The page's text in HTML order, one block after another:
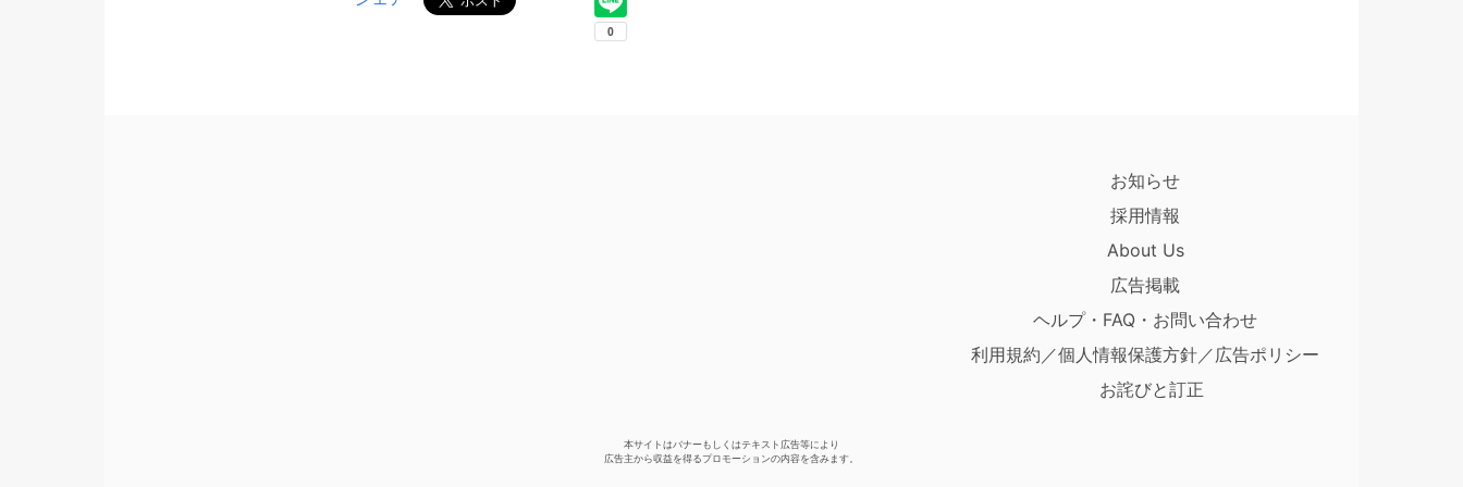
お知らせ
採用情報
About Us
広告掲載
ヘルプ・FAQ・お問い合わせ
利用規約／個人情報保護方針／広告ポリシー
お詫びと訂正
本サイトはバナーもしくはテキスト広告等により
広告主から収益を得るプロモーションの内容を含みます。